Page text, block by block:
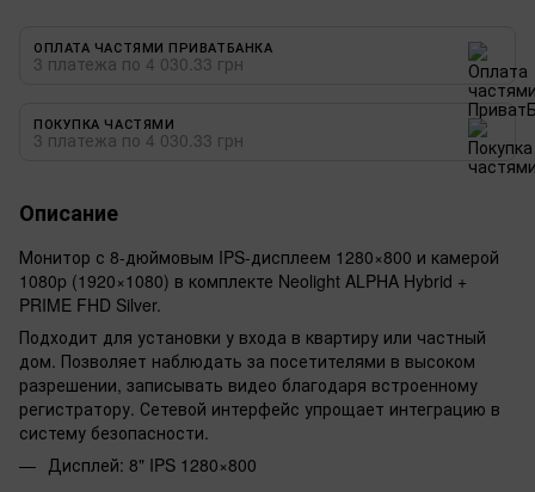
ОПЛАТА ЧАСТЯМИ ПРИВАТБАНКА
3 платежа по 4 030.33 грн
ПОКУПКА ЧАСТЯМИ
3 платежа по 4 030.33 грн
Описание
Монитор с 8-дюймовым IPS-дисплеем 1280×800 и камерой
1080p (1920×1080) в комплекте Neolight ALPHA Hybrid +
PRIME FHD Silver.
Подходит для установки у входа в квартиру или частный
дом. Позволяет наблюдать за посетителями в высоком
разрешении, записывать видео благодаря встроенному
регистратору. Сетевой интерфейс упрощает интеграцию в
систему безопасности.
Дисплей: 8" IPS 1280×800